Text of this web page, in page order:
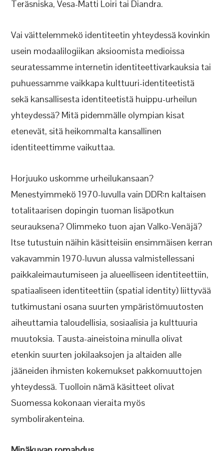
Teräsniska, Vesa-Matti Loiri tai Diandra.
Vai väittelemmekö identiteetin yhteydessä kovinkin
usein modaalilogiikan aksioomista medioissa
seuratessamme internetin identiteettivarkauksia tai
puhuessamme vaikkapa kulttuuri-identiteetistä
sekä kansallisesta identiteetistä huippu-urheilun
yhteydessä? Mitä pidemmälle olympian kisat
etenevät, sitä heikommalta kansallinen
identiteettimme vaikuttaa.
Horjuuko uskomme urheilukansaan?
Menestyimmekö 1970-luvulla vain DDR:n kaltaisen
totalitaarisen dopingin tuoman lisäpotkun
seurauksena? Olimmeko tuon ajan Valko-Venäjä?
Itse tutustuin näihin käsitteisiin ensimmäisen kerran
vakavammin 1970-luvun alussa valmistellessani
paikkaleimautumiseen ja alueelliseen identiteettiin,
spatiaaliseen identiteettiin (spatial identity) liittyvää
tutkimustani osana suurten ympäristömuutosten
aiheuttamia taloudellisia, sosiaalisia ja kulttuuria
muutoksia. Tausta-aineistoina minulla olivat
etenkin suurten jokilaaksojen ja altaiden alle
jääneiden ihmisten kokemukset pakkomuuttojen
yhteydessä. Tuolloin nämä käsitteet olivat
Suomessa kokonaan vieraita myös
symbolirakenteina.